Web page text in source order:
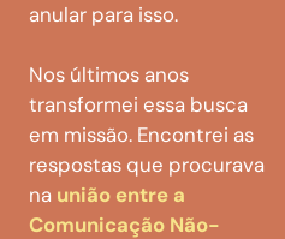
anular para isso.
Nos últimos anos
transformei essa busca
em missão. Encontrei as
respostas que procurava
na união entre a
Comunicação Não-